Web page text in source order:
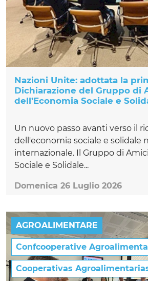
Nazioni Unite: adottata la
Dichiarazione del Gruppo di
dell’Economia Sociale e
Un nuovo passo avanti verso il
dell'economia sociale e solidale
internazionale. Il Gruppo di
Sociale e Solidale...
Domenica 26 Luglio 2026
AGROALIMENTARE
Confcooperative
Cooperativas